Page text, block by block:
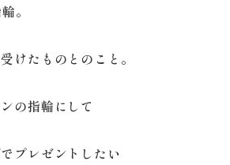
。
けたものとのこと。
の指輪にして
プレゼントしたい